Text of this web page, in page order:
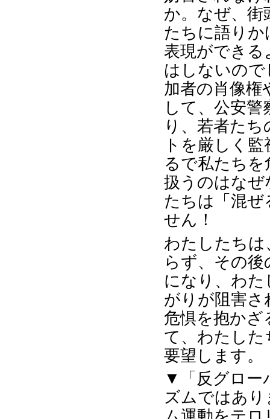
か。なぜ、街
たちに語りか
表現ができ
はしないの
加者の肖像権
して、公安
り、若者た
トを厳しく
るで私たち
扱うのはな
たちは「混ぜ
せん！
わたしたち
らず、その
になり、わ
がりが阻害
危惧を抱かざ
て、わたし
要望します。
▼「反グロー
ズムではあ